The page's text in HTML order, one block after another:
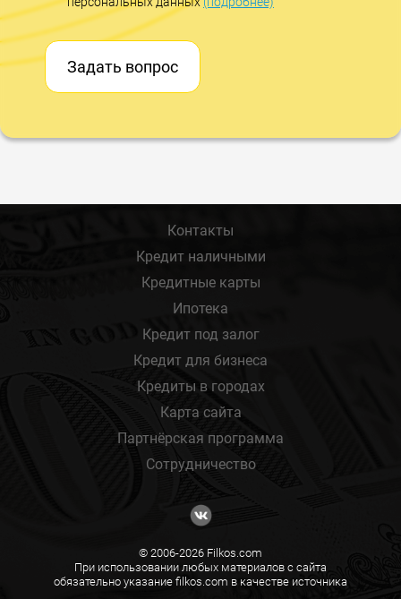
Задать вопрос
Контакты
Кредит наличными
Кредитные карты
Ипотека
Кредит под залог
Кредит для бизнеса
Кредиты в городах
Карта сайта
Партнёрская программа
Сотрудничество
© 2006-2026 Filkos.com
При использовании любых материалов с сайта
обязательно указание filkos.com в качестве источника